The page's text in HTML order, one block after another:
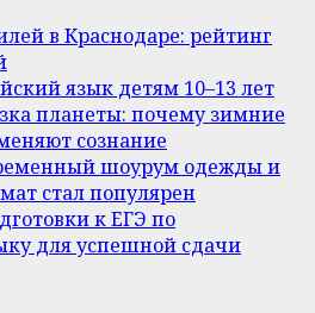
в Краснодаре: рейтинг
язык детям 10–13 лет
планеты: почему зимние
сознание
шоурум одежды и
стал популярен
к ЕГЭ по
для успешной сдачи